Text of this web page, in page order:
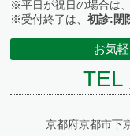
※平日が祝日の場合は
※受付終了は、初診:閉
お気
TEL
京都府京都市下